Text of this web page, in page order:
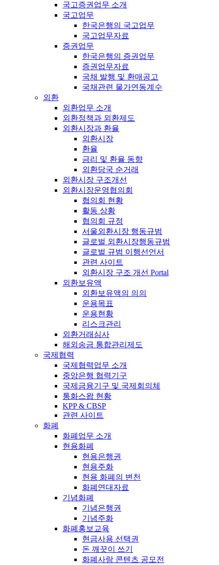
국고증권업무 소개
국고업무
한국은행의 국고업무
국고업무자료
증권업무
한국은행의 증권업무
증권업무자료
국채 발행 및 환매공고
국채관련 물가연동계수
외환
외환업무 소개
외환정책과 외환제도
외환시장과 환율
외환시장
환율
금리 및 환율 동향
외환당국 순거래
외환시장 구조개선
외환시장운영협의회
협의회 현황
활동 상황
협의회 규정
서울외환시장 행동규범
글로벌 외환시장행동규범
글로벌 규범 이행선언서
관련 사이트
외환시장 구조 개선 Portal
외환보유액
외환보유액의 의의
운용목표
운용현황
리스크관리
외환거래심사
해외송금 통합관리제도
국제협력
국제협력업무 소개
중앙은행 협력기구
국제금융기구 및 국제회의체
통화스왑 현황
KPP & CBSP
관련 사이트
화폐
화폐업무 소개
현용화폐
현용은행권
현용주화
현용 화폐의 변천
화폐연대자료
기념화폐
기념은행권
기념주화
화폐홍보교육
현금사용 선택권
돈 깨끗이 쓰기
화폐사랑 콘텐츠 공모전